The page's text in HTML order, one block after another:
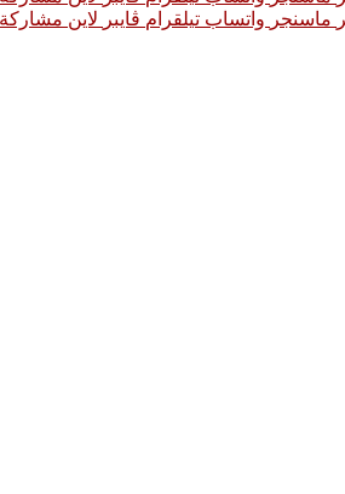
ماسنجر واتساب تيلقرام ڤايبر لاين مشاركة